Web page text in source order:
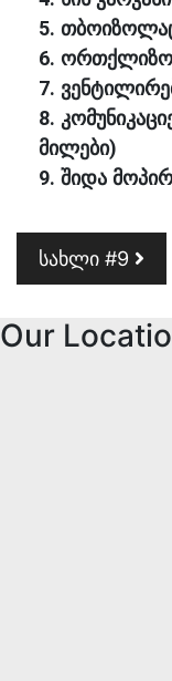
5.
6.
7.
8.
მილები)
9. შიდა
Post
სახლი #9
Our